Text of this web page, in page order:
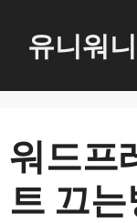
로
뛰
유니워니
워드프
트 끄는